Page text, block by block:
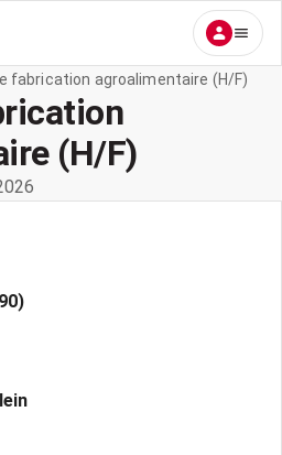
fabrication agroalimentaire (H/F)
(H/F)